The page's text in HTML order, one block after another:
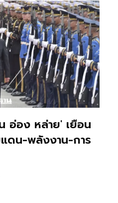
อ่อง หล่าย' เยือน
ดน-พลังงาน-การ